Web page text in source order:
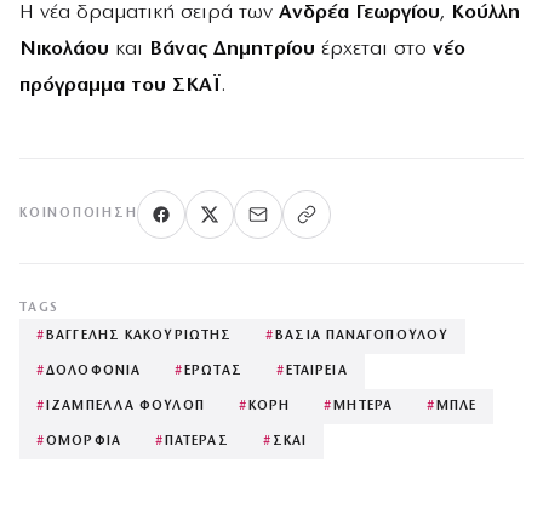
Η νέα δραματική σειρά των Ανδρέα Γεωργίου, Κούλλη
Νικολάου και Βάνας Δημητρίου έρχεται στο νέο
πρόγραμμα του ΣΚΑΪ .
ΚΟΙΝΟΠΟΊΗΣΗ
TAGS
# ΒΑΓΓΕΛΗΣ ΚΑΚΟΥΡΙΩΤΗΣ # ΒΑΣΙΑ ΠΑΝΑΓΟΠΟΥΛΟΥ
#ΔΟΛΟΦΟΝΙΑ # ΕΡΩΤΑΣ # ΕΤΑΙΡΕΙΑ
# ΙΖΑΜΠΕΛΛΑ ΦΟΥΛΟΠ # ΚΟΡΗ # ΜΗΤΕΡΑ # ΜΠΛΕ
#ΟΜΟΡΦΙΑ # ΠΑΤΕΡΑΣ # ΣΚΑΙ